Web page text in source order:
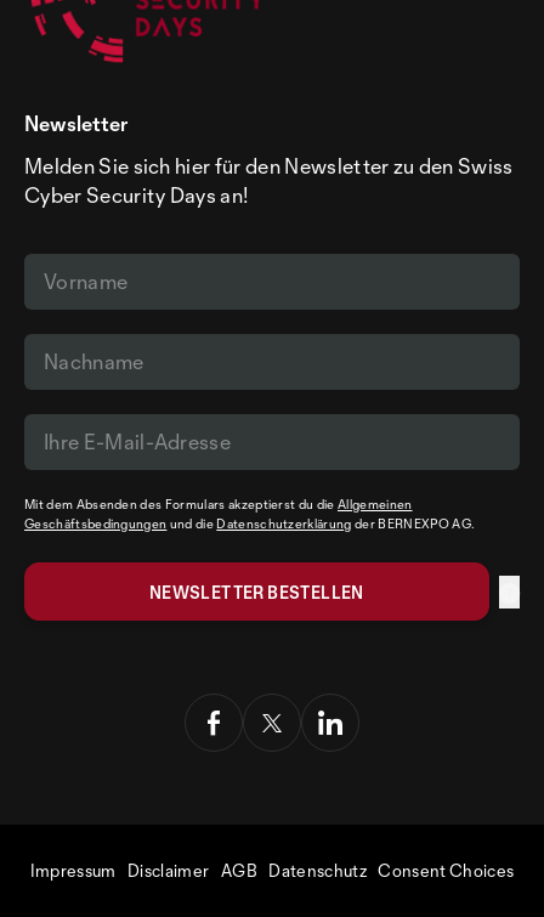
Newsletter
Melden Sie sich hier für den Newsletter zu den Swiss
Cyber Security Days an!
Mit dem Absenden des Formulars akzeptierst du dieAllgemeinen
Geschäftsbedingungen und die Datenschutzerklärung der BERNEXPO AG.
Impressum Disclaimer AGB Datenschutz Consent Choices